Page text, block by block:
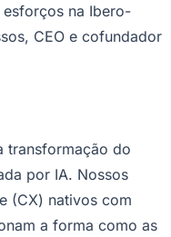
na Ibero-
CEO e cofundador
transformação do
por IA. Nossos
(CX) nativos com
a forma como as